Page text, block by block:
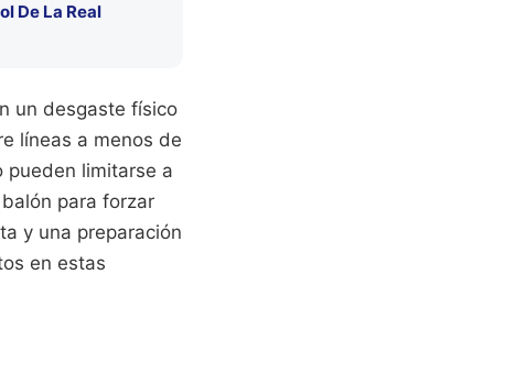
De La Real
un desgaste físico
líneas a menos de
pueden limitarse a
para forzar
y una preparación
en estas